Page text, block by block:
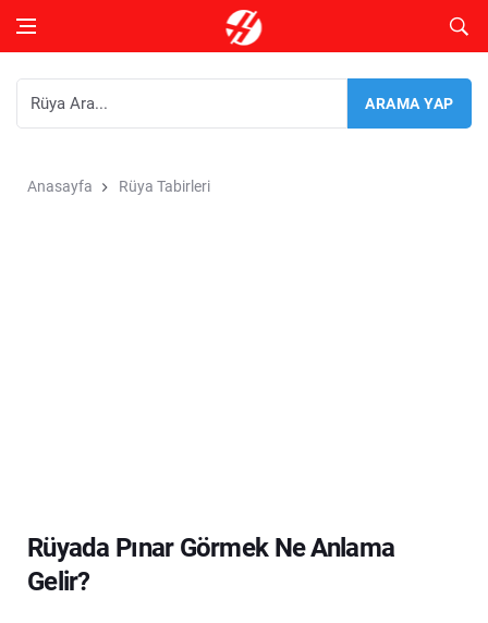
Anasayfa Rüya Tabirleri
Rüyada Pınar Görmek Ne Anlama
Gelir?